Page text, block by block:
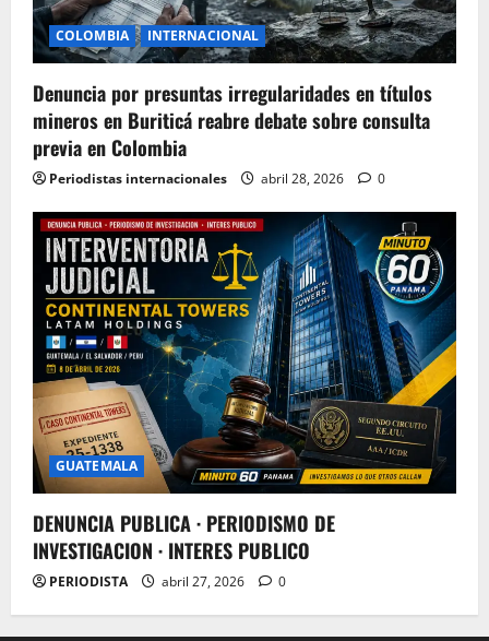
COLOMBIA INTERNACIONAL
Denuncia por presuntas irregularidades en títulos
mineros en Buriticá reabre debate sobre consulta
previa en Colombia
Periodistas internacionales abril 28, 2026 0
GUATEMALA
DENUNCIA PUBLICA · PERIODISMO DE
INVESTIGACION · INTERES PUBLICO
PERIODISTA abril 27, 2026 0